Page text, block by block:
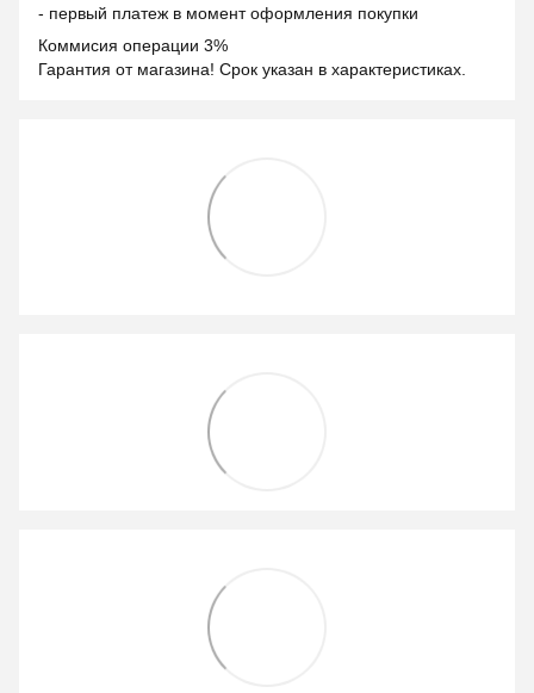
- первый платеж в момент оформления покупки
Коммисия операции 3%
Гарантия от магазина! Срок указан в характеристиках.